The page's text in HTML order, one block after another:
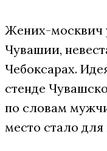
Жених-москвич
Чувашии,
Чебоксарах.
стенде
по словам
место стало